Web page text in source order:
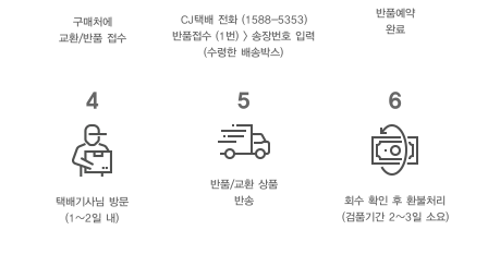
구매처에
교환/반품 접수
CJ택배 전화 (1588-5353)
반품접수 (1번) > 송장번호 입력
(수령한 배송박스)
반품예약
완료
4
택배기사님 방문
(1~2일 내)
5
반품/교환 상품
반송
6
회수 확인 후 환불처리
(검품기간 2~3일 소요)